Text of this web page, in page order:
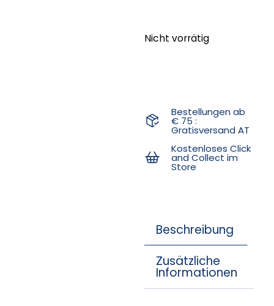
Nicht vorrätig
Bestellungen ab
€ 75 :
Gratisversand AT
Kostenloses Click
and Collect im
Store
Beschreibung
Zusätzliche
Informationen